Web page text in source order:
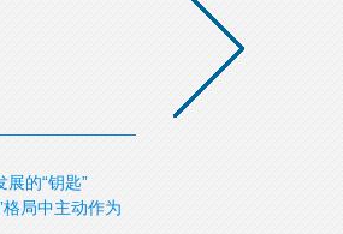
的“钥匙”
局中主动作为